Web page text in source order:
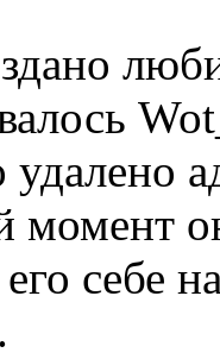
момент
себе